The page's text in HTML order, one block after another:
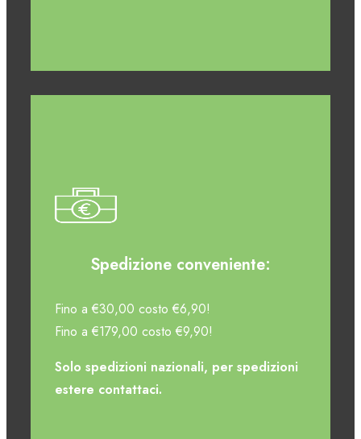
Spedizione conveniente:
Fino a €30,00 costo €6,90!
Fino a €179,00 costo €9,90!
Solo spedizioni nazionali, per spedizioni
estere contattaci.